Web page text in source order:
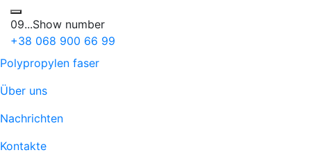
09...Show number
+38 068 900 66 99
Polypropylen faser
Über uns
Nachrichten
Kontakte